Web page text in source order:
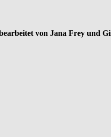
von Jana Frey und